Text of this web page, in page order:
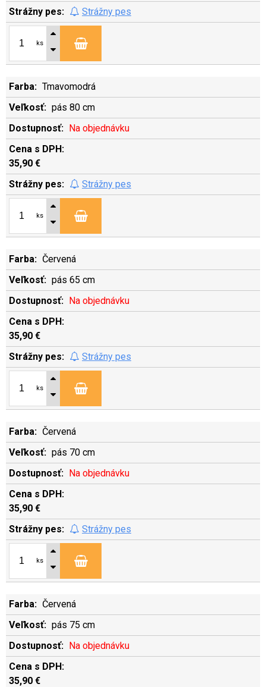
Strážny pes
ks
Tmavomodrá
pás 80 cm
Na objednávku
35,90 €
Strážny pes
ks
Červená
pás 65 cm
Na objednávku
35,90 €
Strážny pes
ks
Červená
pás 70 cm
Na objednávku
35,90 €
Strážny pes
ks
Červená
pás 75 cm
Na objednávku
35,90 €